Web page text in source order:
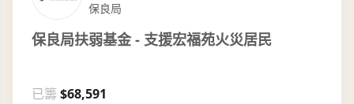
保良局
保良局扶弱基金 - 支援宏福苑火災居民
已籌 $68,591